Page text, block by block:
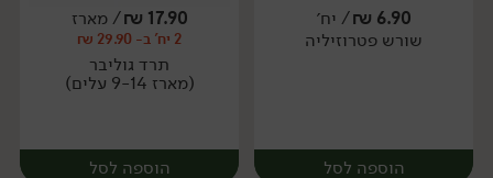
מארז יח׳
6.90
₪/ יח׳
שורש פטרוזיליה
הוספה לסל
17.90
₪/ מארז
2 יח' ב- 29.90 ₪
תרד גוליבר
(מארז 9-14 עלים)
הוספה לסל